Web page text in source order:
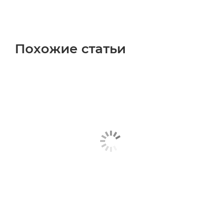
Похожие статьи